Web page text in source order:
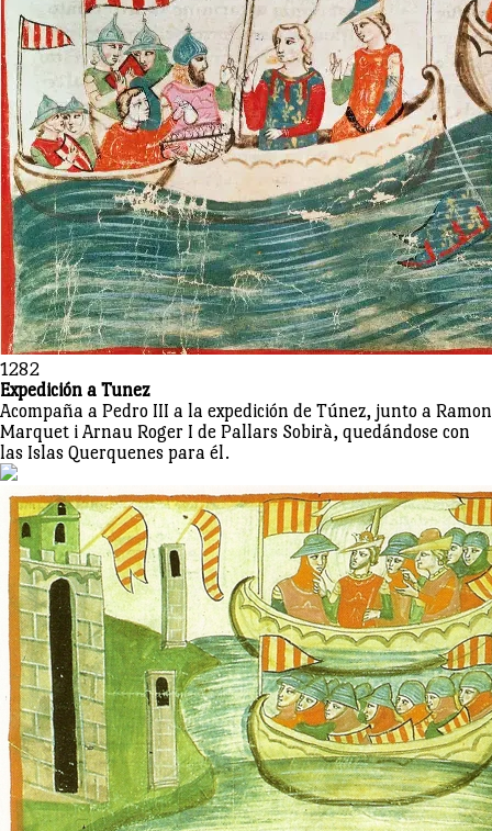
1282
Expedición a Tunez
Acompaña a Pedro III a la expedición de Túnez, junto a Ramon
Marquet i Arnau Roger I de Pallars Sobirà, quedándose con
las Islas Querquenes para él.